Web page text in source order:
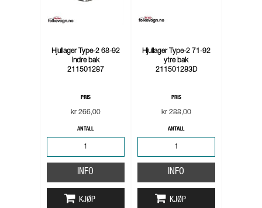
Hjullager Type-2 68-92
indre bak
211501287
PRIS
kr 266,00
ANTALL
INFO
KJØP
Hjullager Type-2 71-92
ytre bak
211501283D
PRIS
kr 288,00
ANTALL
INFO
KJØP